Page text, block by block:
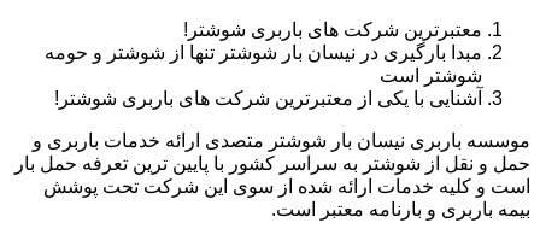
معتبرترین شرکت های باربری شوشتر!
مبدا بارگیری در نیسان بار شوشتر تنها از شوشتر و حومه
شوشتر است
آشنایی با یکی از معتبرترین شرکت های باربری شوشتر!
موسسه باربری نیسان بار شوشتر متصدی ارائه خدمات باربری و
حمل و نقل از شوشتر به سراسر کشور با پایین ترین تعرفه حمل بار
است و کلیه خدمات ارائه شده از سوی این شرکت تحت پوشش
بیمه باربری و بارنامه معتبر است.